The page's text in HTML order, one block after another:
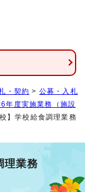
・契約 > 公募・入札
年度実施業務（施設
】学校給食調理業務
理業務